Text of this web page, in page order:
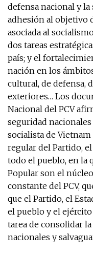
defensa nacional y la
adhesión al objetivo
asociada al
dos tareas
país; y el
nación en los
cultural, de defensa,
exteriores… Los
Nacional del PCV
seguridad
socialista de
regular del Partido,
todo el pueblo, en la
Popular son el
constante del PCV,
que el Partido, el
el pueblo y el
tarea de consolidar
nacionales y